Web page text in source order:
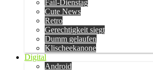
Fail-Dienstag
Cute News
Retro
Gerechtigkeit siegt
Dumm gelaufen
Klischeekanone
Digital
Android